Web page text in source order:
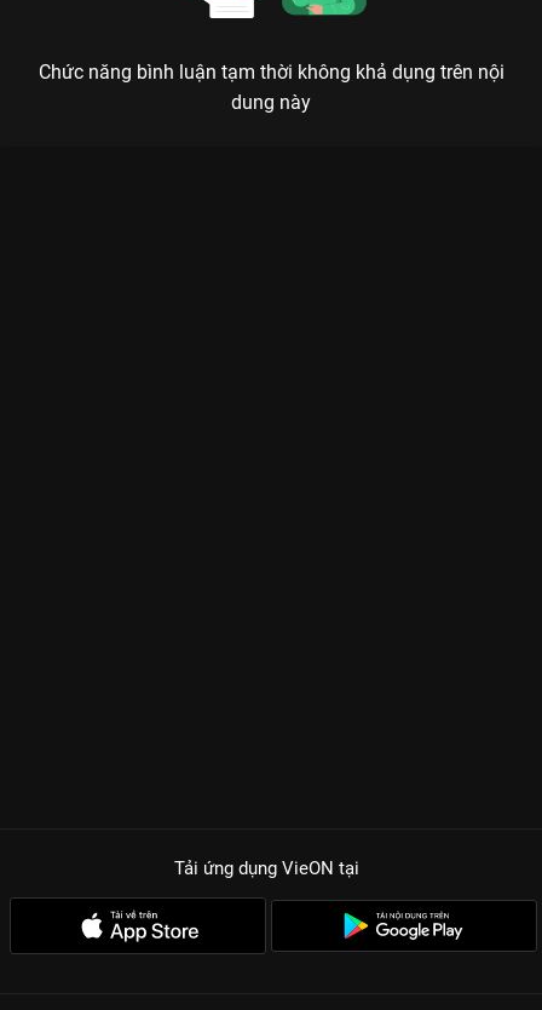
Chức năng bình luận tạm thời không khả dụng trên nội
dung này
Tải ứng dụng VieON tại